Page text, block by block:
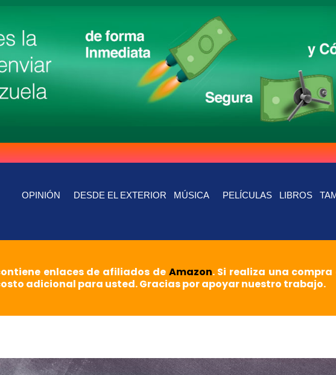
OPINIÓN DESDE EL EXTERIOR MÚSICA PELÍCULAS LIBROS
enlaces de afiliados de Amazon. Si realiza una
adicional para usted. Gracias por apoyar nuestro trabajo.